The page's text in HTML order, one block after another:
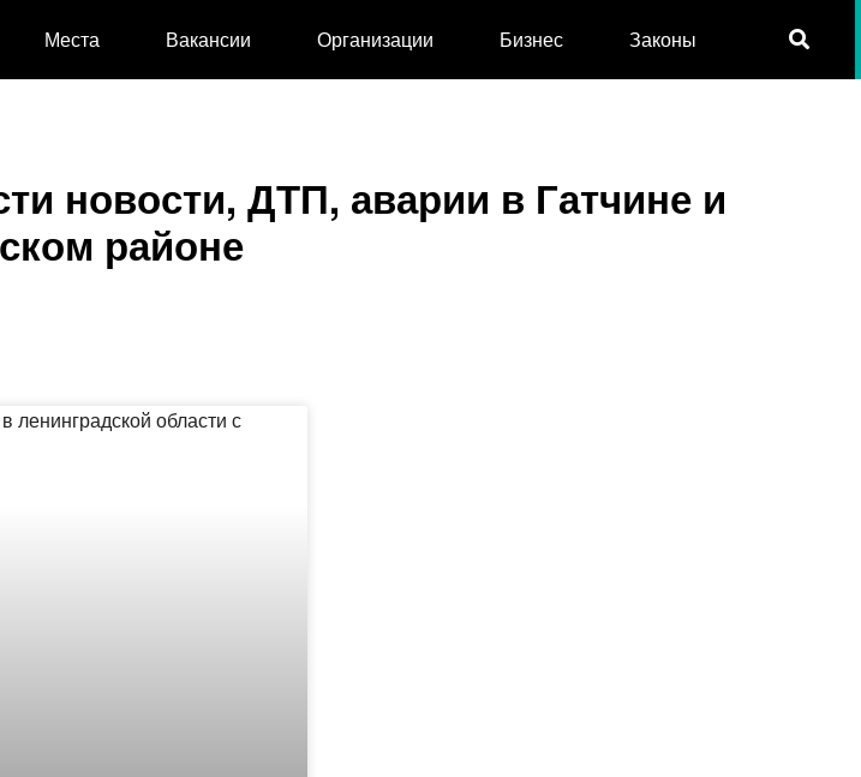
Места Вакансии Организации Бизнес Законы
новости, ДТП, аварии в Гатчине и
районе